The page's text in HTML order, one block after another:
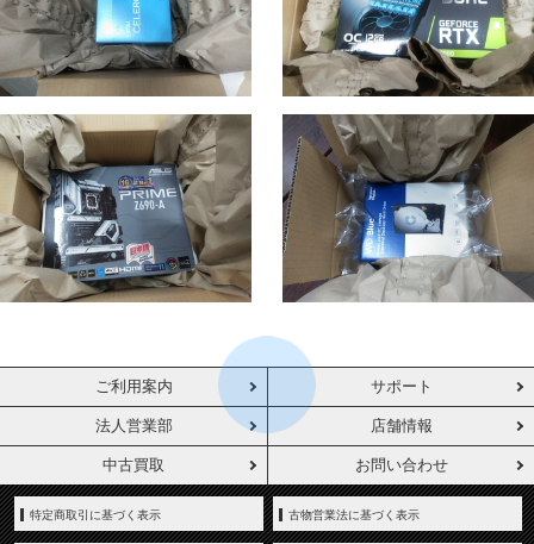
ご利用案内 サポート
法人営業部 店舗情報
中古買取 お問い合わせ
特定商取引に基づく表示 古物営業法に基づく表示